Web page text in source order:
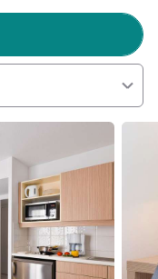
세부